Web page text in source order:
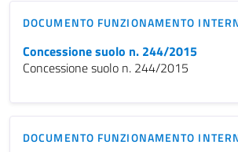
DOCUMENTO FUNZIONAMENTO
Concessione suolo n. 244/2015
Concessione suolo n. 244/2015
DOCUMENTO FUNZIONAMENTO